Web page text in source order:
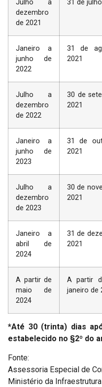
Julho a
dezembro
de 2021
31 de
Janeiro a
junho de
2022
31 de
2021
Julho a
dezembro
de 2022
30 de
2021
Janeiro a
junho de
2023
31 de
2021
Julho a
dezembro
de 2023
30 de
2021
Janeiro a
abril de
2024
31 de
2021
A partir de
maio de
2024
A partir
janeiro de
*Até 30 (trinta) dias
estabelecido no §2º do
Fonte:
Assessoria Especial de
Ministério da Infraestrutura